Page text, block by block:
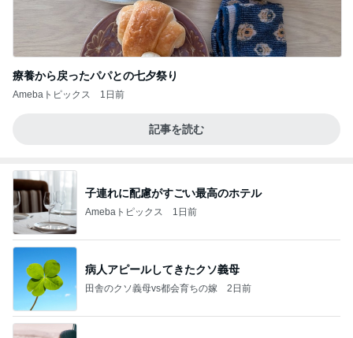
療養から戻ったパパとの七夕祭り
Amebaトピックス 1日前
記事を読む
子連れに配慮がすごい最高のホテル
Amebaトピックス 1日前
病人アピールしてきたクソ義母
田舎のクソ義母vs都会育ちの嫁 2日前